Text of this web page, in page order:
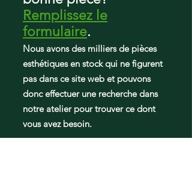
RF22K9581SR/AA
RF23J9011SR/AA
RF22N9781SR/AA
RF23HCEDBBC/AA
RF24FSEDBSR/AA
RF22M9581SR/AA
RF22M9581SG/AA
RF23HCEDBSR/AA
RF23HSESBSR/AA
RF22KREDBSR/AA
RF22KREDBSG/AA
RF23J9018SR/AA
Remplissez le
formulaire.
Nous avons des milliers de pièces
esthétiques en stock qui ne figurent
pas dans ce site web et pouvons
donc effectuer une recherche dans
notre atelier pour trouver ce dont
vous avez besoin.